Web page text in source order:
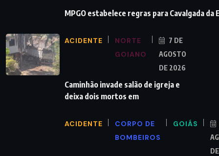
MPGO estabelece regras para Cavalgada
ACIDENTE
NORTE
GOIANO
7 DE
AGOSTO
DE 2026
Caminhão invade salão de igreja e
deixa dois mortos em
ACIDENTE
CORPO DE
BOMBEIROS
GOIÁS